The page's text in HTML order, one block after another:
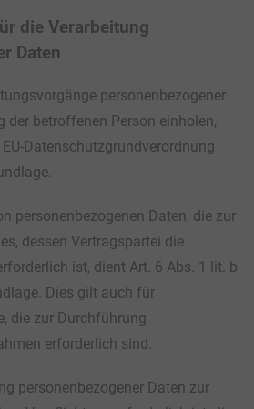
die Verarbeitung
Daten
personenbezogener
der betroffenen Person einholen,
Datenschutzgrundverordnung
personenbezogenen Daten, die zur
dessen Vertragspartei die
ist, dient Art. 6 Abs. 1 lit. b
Dies gilt auch für
die zur Durchführung
erforderlich sind.
personenbezogener Daten zur